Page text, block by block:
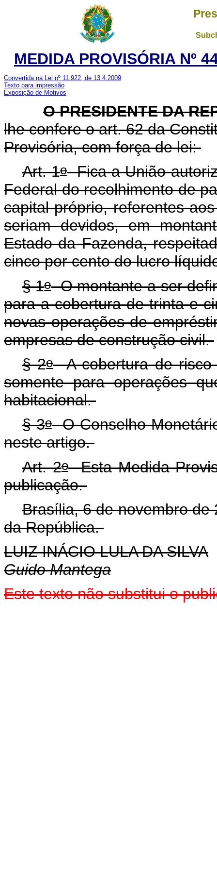
MEDIDA PROVISÓRIA Nº
Convertida na Lei nº 11.922, de 13.4.2009
Texto para impressão
Exposição de Motivos
O PRESIDENTE DA
lhe confere o art. 62 da
Provisória, com força de lei:
Art. 1oFica a União
Federal do recolhimento de
capital próprio, referentes
seriam devidos, em
Estado da Fazenda,
cinco por cento do lucro
§ 1oO montante a ser
para a cobertura de trinta e
novas operações de
empresas de construção civil.
§ 2oA cobertura de risco
somente para operações
habitacional.
§ 3oO Conselho
neste artigo.
Art. 2oEsta Medida
publicação.
Brasília, 6 de novembro de
da República.
LUIZ INÁCIO LULA DA SILVA
Guido Mantega
Este texto não substitui o